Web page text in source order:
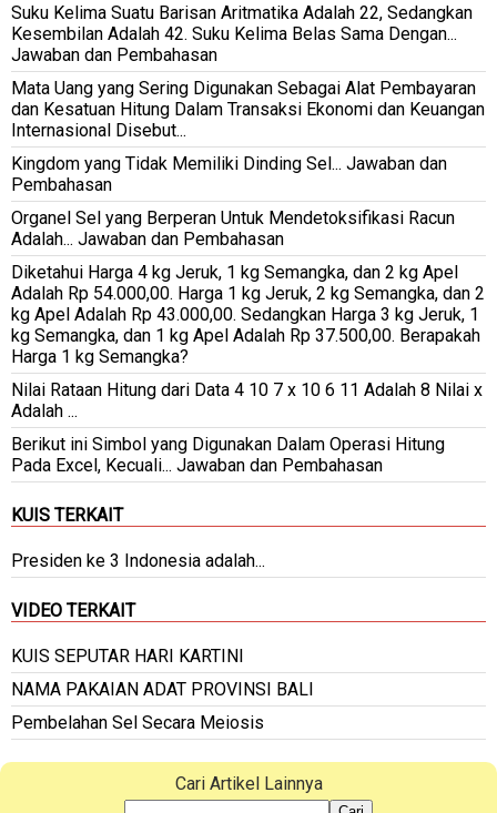
Suku Kelima Suatu Barisan Aritmatika Adalah 22, Sedangkan
Kesembilan Adalah 42. Suku Kelima Belas Sama Dengan...
Jawaban dan Pembahasan
Mata Uang yang Sering Digunakan Sebagai Alat Pembayaran
dan Kesatuan Hitung Dalam Transaksi Ekonomi dan Keuangan
Internasional Disebut...
Kingdom yang Tidak Memiliki Dinding Sel... Jawaban dan
Pembahasan
Organel Sel yang Berperan Untuk Mendetoksifikasi Racun
Adalah... Jawaban dan Pembahasan
Diketahui Harga 4 kg Jeruk, 1 kg Semangka, dan 2 kg Apel
Adalah Rp 54.000,00. Harga 1 kg Jeruk, 2 kg Semangka, dan 2
kg Apel Adalah Rp 43.000,00. Sedangkan Harga 3 kg Jeruk, 1
kg Semangka, dan 1 kg Apel Adalah Rp 37.500,00. Berapakah
Harga 1 kg Semangka?
Nilai Rataan Hitung dari Data 4 10 7 x 10 6 11 Adalah 8 Nilai x
Adalah ...
Berikut ini Simbol yang Digunakan Dalam Operasi Hitung
Pada Excel, Kecuali... Jawaban dan Pembahasan
KUIS TERKAIT
Presiden ke 3 Indonesia adalah...
VIDEO TERKAIT
KUIS SEPUTAR HARI KARTINI
NAMA PAKAIAN ADAT PROVINSI BALI
Pembelahan Sel Secara Meiosis
Cari Artikel Lainnya